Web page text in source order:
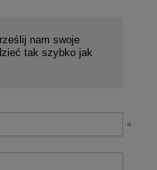
nam swoje
tak szybko jak